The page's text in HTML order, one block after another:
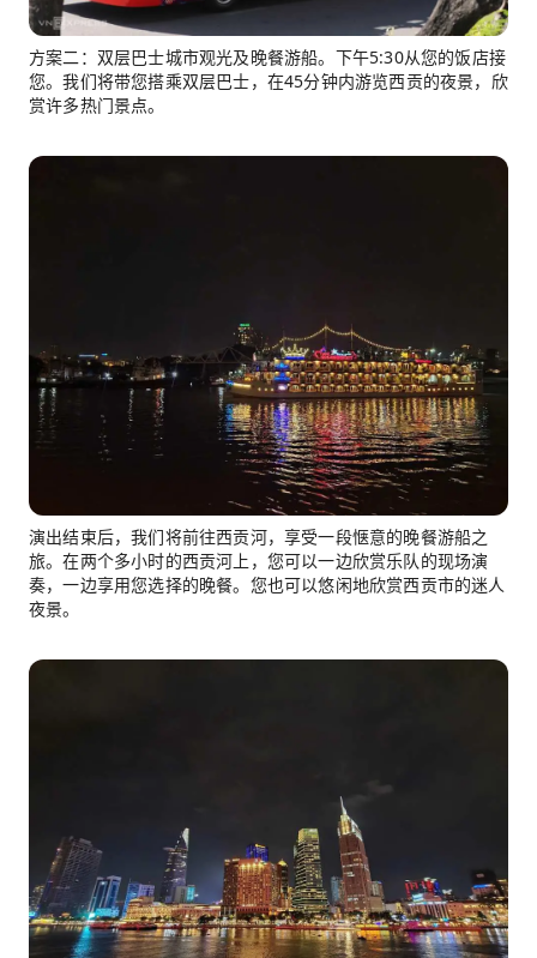
方案二：双层巴士城市观光及晚餐游船。下午5:30从您的饭店接
您。我们将带您搭乘双层巴士，在45分钟内游览西贡的夜景，欣
赏许多热门景点。
演出结束后，我们将前往西贡河，享受一段惬意的晚餐游船之
旅。在两个多小时的西贡河上，您可以一边欣赏乐队的现场演
奏，一边享用您选择的晚餐。您也可以悠闲地欣赏西贡市的迷人
夜景。